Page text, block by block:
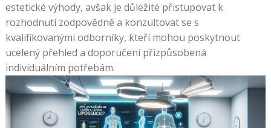
estetické výhody, avšak je důležité přistupovat k
rozhodnutí zodpovědně a konzultovat se s
kvalifikovanými odborníky, kteří mohou poskytnout
ucelený přehled a doporučení přizpůsobená
individuálním potřebám.